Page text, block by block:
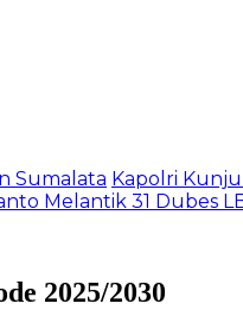
Sumalata Kapolri
Melantik 31 Dubes
2025/2030